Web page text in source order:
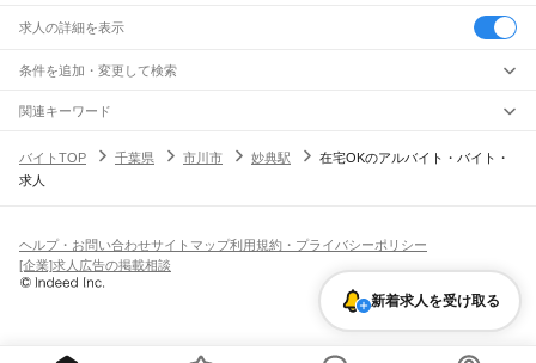
求人の詳細を表示
条件を追加・変更して検索
市区町村を追加・変更
千葉県すべて
旭市習志野市柏市勝浦市市原市流山市八千代市我孫子市鴨川市鎌ケ谷市
君津市富津市浦安市 印西市白井市富里市南房総市
匝瑳市香取市 印旛郡 香取郡山武郡 長生郡夷隅郡
駅を追加・変更
JR中央・総武線
市川駅本八幡駅下総中山駅 津田沼駅幕張本郷駅幕張駅
新検見川駅
南酒々井駅
日向駅 横芝駅飯倉駅 干潟駅
職種を追加・変更
飲食・フードサービスすべて
ホールスタッフキッチンスタッフ
パン屋（ベーカリー）
バー（BAR）・バーテンダー
飲食店（店長・マネージャー）
営業テレフォンアポインター（テレアポ） ルートセールス
人気
日払いOK高校生歓迎 髪型・髪色自由
留学生・外国人活躍中
雇用形態を追加・変更
関連キーワード
バイトTOP
千葉県 市川市 妙典駅
在宅OKのアルバイト・バイト・
求人
新着求人を受け取る
ヘルプ・お問い合わせサイトマップ利用規約・プライバシーポリシー
[企業]求人広告の掲載相談